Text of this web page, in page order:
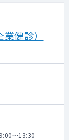
健診）
～13:30